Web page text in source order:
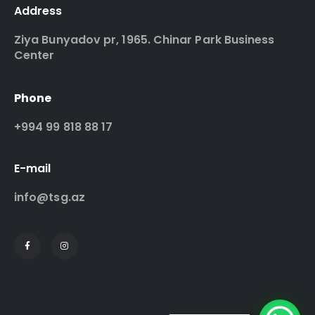
Address
Ziya Bunyadov pr, 1965. Chinar Park Business
Center
Phone
+994 99 818 88 17
E-mail
info@tsg.az